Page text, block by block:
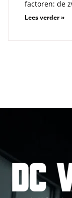
factoren: de
Lees verder »